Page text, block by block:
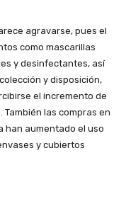
agravarse, pues el
como mascarillas
y desinfectantes, así
y disposición,
el incremento de
las compras en
han aumentado el uso
y cubiertos